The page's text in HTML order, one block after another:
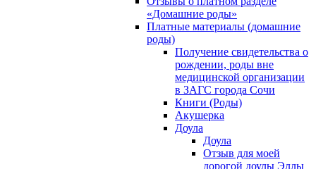
«Домашние роды»
Платные материалы (домашние
роды)
Получение свидетельства о
рождении, роды вне
медицинской организации
в ЗАГС города Сочи
Книги (Роды)
Акушерка
Доула
Доула
Отзыв для моей
дорогой доулы Эллы